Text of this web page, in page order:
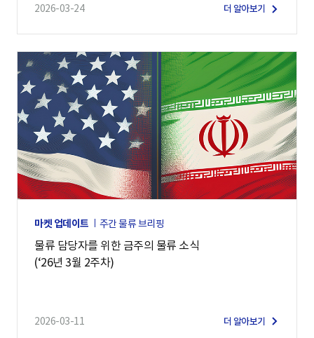
2026-03-24 더 알아보기
마켓 업데이트 주간 물류 브리핑
물류 담당자를 위한 금주의 물류 소식
(‘26년 3월 2주차)
2026-03-11 더 알아보기